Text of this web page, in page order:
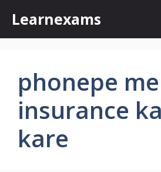
content
Learnexams
phonepe
insurance
kare